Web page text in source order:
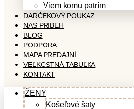
Viem komu patrím
DARČEKOVÝ POUKAZ
NÁŠ PRÍBEH
BLOG
PODPORA
MAPA PREDAJNÍ
VEĽKOSTNÁ TABUĽKA
KONTAKT
ŽENY
Košeľové šaty